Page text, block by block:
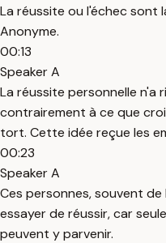
La réussite ou l'échec sont
Anonyme.
00:13
Speaker A
La réussite personnelle n'a
contrairement à ce que
tort. Cette idée reçue les
00:23
Speaker A
Ces personnes, souvent
essayer de réussir, car
peuvent y parvenir.